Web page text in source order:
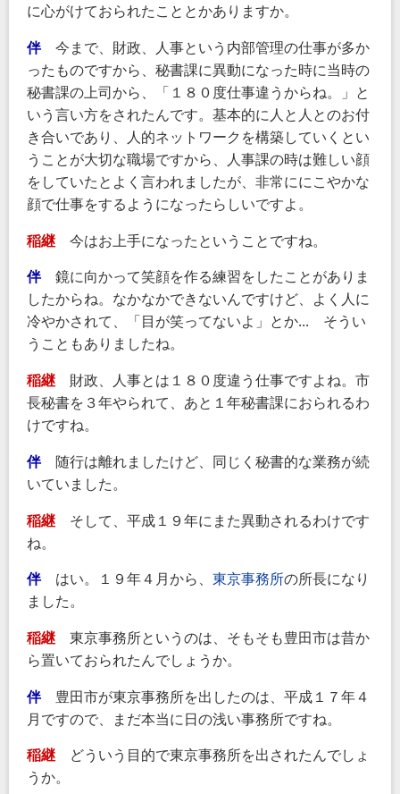
に心がけておられたこととかありますか。
伴 今まで、財政、人事という内部管理の仕事が多か
ったものですから、秘書課に異動になった時に当時の
秘書課の上司から、「１８０度仕事違うからね。」と
いう言い方をされたんです。基本的に人と人とのお付
き合いであり、人的ネットワークを構築していくとい
うことが大切な職場ですから、人事課の時は難しい顔
をしていたとよく言われましたが、非常ににこやかな
顔で仕事をするようになったらしいですよ。
稲継 今はお上手になったということですね。
伴 鏡に向かって笑顔を作る練習をしたことがありま
したからね。なかなかできないんですけど、よく人に
冷やかされて、「目が笑ってないよ」とか... そうい
うこともありましたね。
稲継 財政、人事とは１８０度違う仕事ですよね。市
長秘書を３年やられて、あと１年秘書課におられるわ
けですね。
伴 随行は離れましたけど、同じく秘書的な業務が続
いていました。
稲継 そして、平成１９年にまた異動されるわけです
ね。
伴 はい。１９年４月から、 東京事務所の所長になり
ました。
稲継 東京事務所というのは、そもそも豊田市は昔か
ら置いておられたんでしょうか。
伴 豊田市が東京事務所を出したのは、平成１７年４
月ですので、まだ本当に日の浅い事務所ですね。
稲継 どういう目的で東京事務所を出されたんでしょ
うか。